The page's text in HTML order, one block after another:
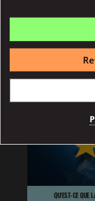
QU’EST-CE QUE